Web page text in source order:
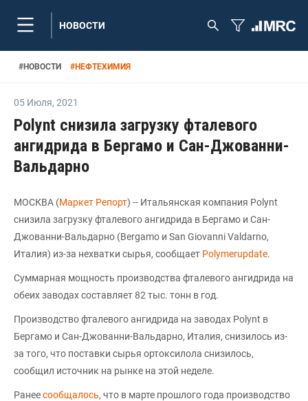
НОВОСТИ
#НОВОСТИ #НЕФТЕХИМИЯ
05 Июля, 2021
Polynt снизила загрузку фталевого
ангидрида в Бергамо и Сан-Джованни-
Вальдарно
МОСКВА (Маркет Репорт) -- Итальянская компания Polynt
снизила загрузку фталевого ангидрида в Бергамо и Сан-
Джованни-Вальдарно (Bergamo и San Giovanni Valdarno,
Италия) из-за нехватки сырья, сообщает Polymerupdate.
Суммарная мощность производства фталевого ангидрида на
обеих заводах составляет 82 тыс. тонн в год.
Производство фталевого ангидрида на заводах Polynt в
Бергамо и Сан-Джованни-Вальдарно, Италия, снизилось из-
за того, что поставки сырья ортоксилола снизилось,
сообщил источник на рынке на этой неделе.
Ранеесообщалось, что в марте прошлого года производство